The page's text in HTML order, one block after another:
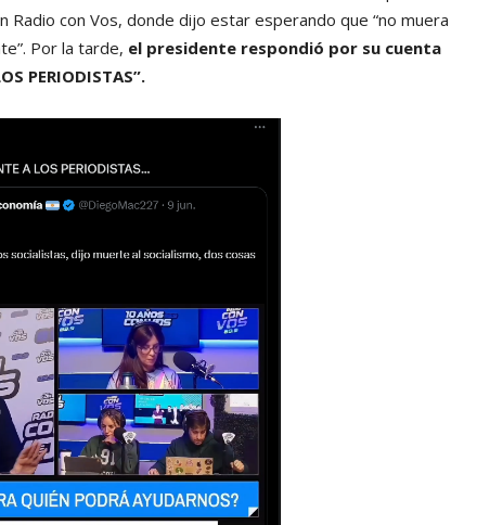
con Vos, donde dijo estar esperando que “no muera
Por la tarde, el presidente respondió por su cuenta
PERIODISTAS”.